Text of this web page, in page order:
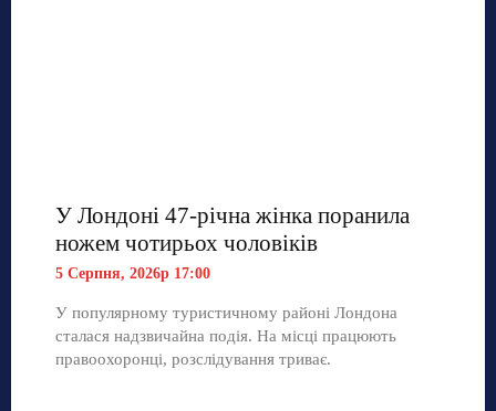
У Лондоні 47-річна жінка поранила
ножем чотирьох чоловіків
5 Серпня, 2026р 17:00
У популярному туристичному районі Лондона
сталася надзвичайна подія. На місці працюють
правоохоронці, розслідування триває.